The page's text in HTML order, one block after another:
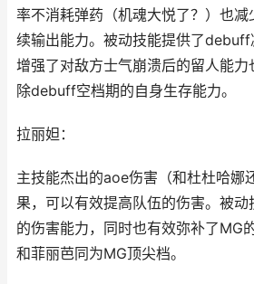
率不消耗弹药（机魂大悦了？）也
续输出能力。被动技能提供了
增强了对敌方士气崩溃后的留人能
除debuff空档期的自身生存能力。
拉丽妲：
主技能杰出的aoe伤害（和杜杜哈娜
果，可以有效提高队伍的伤害。被
的伤害能力，同时也有效弥补了MG
和菲丽芭同为MG顶尖档。